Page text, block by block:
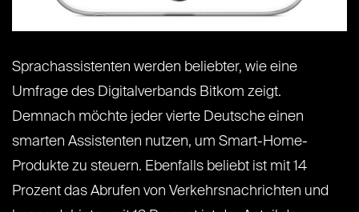
Sprachassistenten werden beliebter, wie eine
Umfrage des Digitalverbands Bitkom zeigt.
Demnach möchte jeder vierte Deutsche einen
smarten Assistenten nutzen, um Smart-Home-
Produkte zu steuern. Ebenfalls beliebt ist mit 14
Prozent das Abrufen von Verkehrsnachrichten und